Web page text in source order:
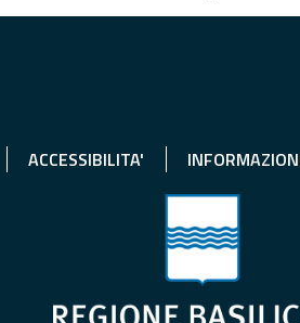
ACCESSIBILITA'